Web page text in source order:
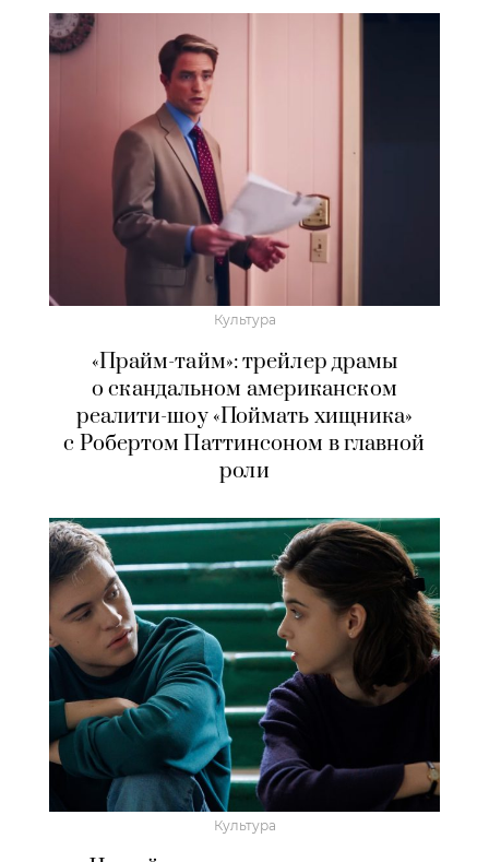
Культура
«Прайм-тайм»: трейлер драмы
о скандальном американском
реалити-шоу «Поймать хищника»
с Робертом Паттинсоном в главной
роли
Культура